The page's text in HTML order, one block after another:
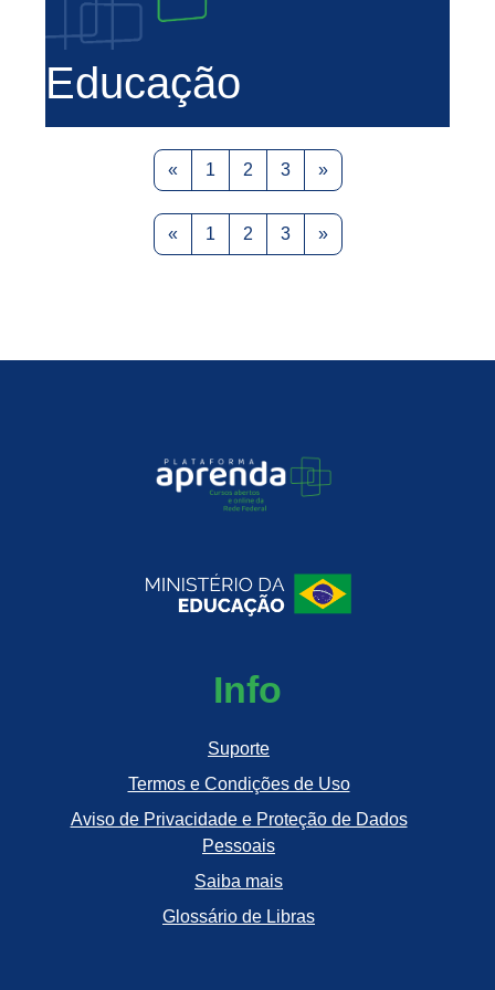
Educação
«Previous page
1 Page 1
2Page 2
3Page 3
»Next page
«Previous page
1 Page 1
2Page 2
3Page 3
»Next page
Info
Suporte
Termos e Condições de Uso
Aviso de Privacidade e Proteção de Dados
Pessoais
Saiba mais
Glossário de Libras